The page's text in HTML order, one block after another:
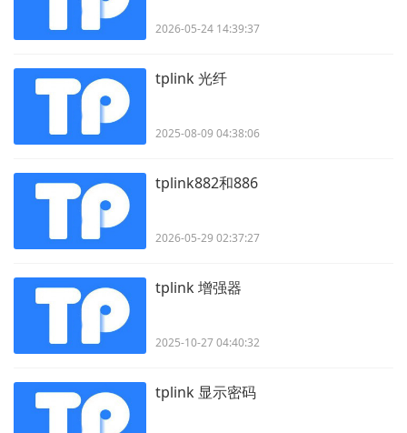
2026-05-24 14:39:37
tplink 光纤
2025-08-09 04:38:06
tplink882和886
2026-05-29 02:37:27
tplink 增强器
2025-10-27 04:40:32
tplink 显示密码